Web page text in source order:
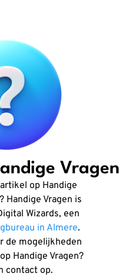
Vragen
op Handige
Handige Vragen is
Wizards, een
in Almere.
de mogelijkheden
Handige Vragen?
contact op.